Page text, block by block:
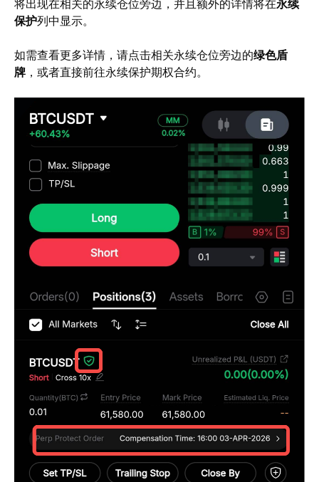
将出现在相关的永续仓位旁边，并且额外的详情将在永续
保护列中显示。
如需查看更多详情，请点击相关永续仓位旁边的绿色盾
牌 ，或者直接前往永续保护期权合约。